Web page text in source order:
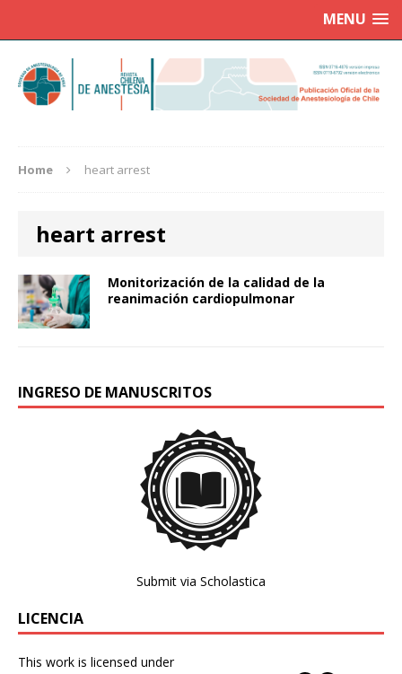
MENU
Home heart arrest
heart arrest
Monitorización de la calidad de la
reanimación cardiopulmonar
INGRESO DE MANUSCRITOS
Submit via Scholastica
LICENCIA
This work is licensed under